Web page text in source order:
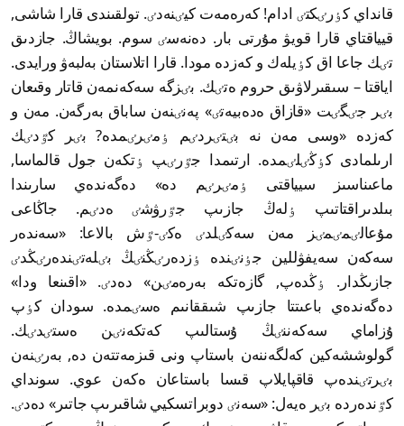
قانداي كٶرٸكتٸ ادام! كەرەمەت كيٸنەدٸ. تولقىندى قارا شاشى,
قيياقتاي قارا قويۋ مۇرتى بار. دەنەسٸ سوم. بويشاڭ. جازدىق
تٸك جاعا اق كٶيلەك و كەزدە مودا. قارا اتلاستان بەلبەۋ ورايدى.
اياقتا – سىقىرلاۋىق حروم ەتٸك. بٸزگە سەكەنمەن قاتار وقىعان
بٸر جٸگٸت «قازاق ەدەبيەتٸ» پەنٸنەن ساباق بەرگەن. مەن و
كەزدە «وسى مەن نە بٸتٸردٸم ٶمٸرٸمدە? بٸر كٷدٸك
ارىلمادى كٶڭٸلٸمدە. ارتىمدا جٷرٸپ ٶتكەن جول قالماسا,
ماعىناسىز سيياقتى ٶمٸرٸم دە» دەگەندەي سارىندا
بىلدىراقتاتىپ ٶلەڭ جازىپ جٷرۋشٸ ەدٸم. جاڭاعى
مۇعالٸمٸمٸز مەن سەكٸلدٸ ەكٸ-ٷش بالاعا: «سەندەر
سەكەن سەيفۋللين جٶنٸندە ٶزدەرٸڭنٸڭ بٸلەتٸندەرٸڭدٸ
جازىڭدار. ٶڭدەپ, گازەتكە بەرەمٸن» دەدٸ. «اقىنعا ودا»
دەگەندەي باعىتتا جازىپ شىققانىم ەسٸمدە. سودان كٶپ
ۇزاماي سەكەننٸڭ ۇستالىپ كەتكەنٸن ەستٸدٸك.
گولوششەكين كەلگەننەن باستاپ ونى قىزمەتتەن دە, بەرٸنەن
بٸرتٸندەپ قاقپايلاپ قىسا باستاعان ەكەن عوي. سونداي
كٷندەردە بٸر ەيەل: «سەنٸ دوبراتسكيي شاقىرىپ جاتىر» دەدٸ.